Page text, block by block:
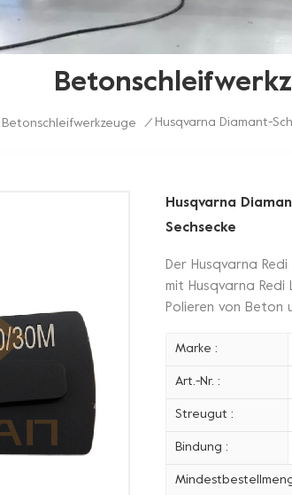
Betonschleifwerkzeuge / Husqvarna Diamant-
Husqvarna
Sechsecke
Der Husqvarna
mit Husqvarna Redi
Polieren von Beton
Marke :
Art.-Nr. :
Streugut :
Bindung :